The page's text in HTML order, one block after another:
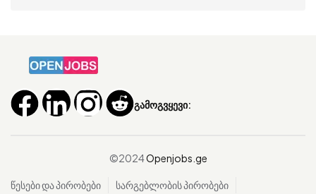
გამოგვყევი:
©2024Openjobs.ge
წესები და პირობები სარგებლობის პირობები